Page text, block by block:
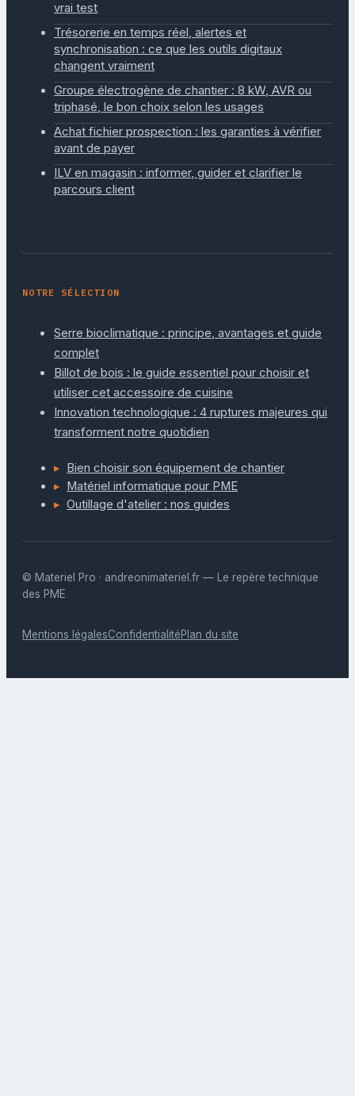
vrai test
Trésorerie en temps réel, alertes et
synchronisation : ce que les outils digitaux
changent vraiment
Groupe électrogène de chantier : 8 kW, AVR ou
triphasé, le bon choix selon les usages
Achat fichier prospection : les garanties à vérifier
avant de payer
ILV en magasin : informer, guider et clarifier le
parcours client
NOTRE SÉLECTION
Serre bioclimatique : principe, avantages et guide
complet
Billot de bois : le guide essentiel pour choisir et
utiliser cet accessoire de cuisine
Innovation technologique : 4 ruptures majeures qui
transforment notre quotidien
Bien choisir son équipement de chantier
Matériel informatique pour PME
Outillage d'atelier : nos guides
© Materiel Pro · andreonimateriel.fr — Le repère technique
des PME
Mentions légalesConfidentialitéPlan du site